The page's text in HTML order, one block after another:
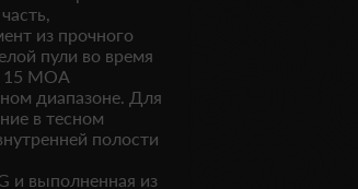
из прочного
пули во время
15 MOA
диапазоне. Для
в тесном
полости
и выполненная из